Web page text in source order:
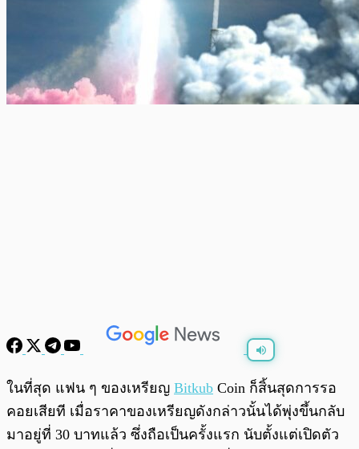
พร้อมเล่น
ในที่สุด แฟน ๆ ของเหรียญ Bitkub Coin ก็สิ้นสุดการรอ
คอยเสียที เมื่อราคาของเหรียญดังกล่าวนั้นได้พุ่งขึ้นกลับ
มาอยู่ที่ 30 บาทแล้ว ซึ่งถือเป็นครั้งแรก นับตั้งแต่เปิดตัว